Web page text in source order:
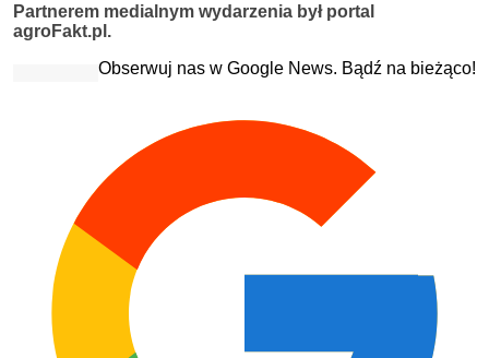
Partnerem medialnym wydarzenia był portal
agroFakt.pl.
Obserwuj nas w Google News. Bądź na bieżąco!